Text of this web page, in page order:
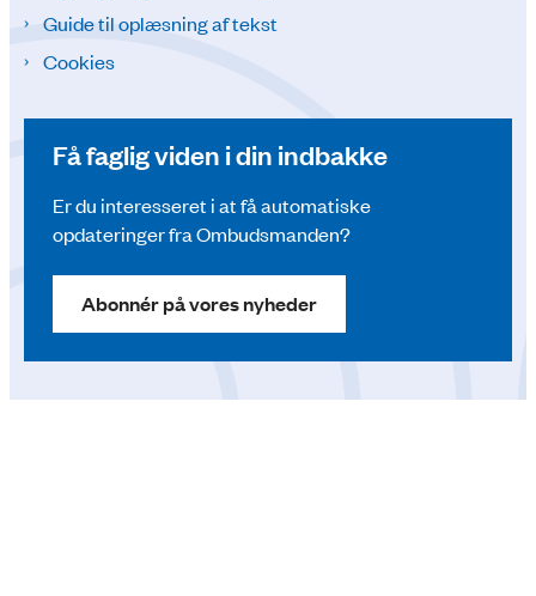
Guide til oplæsning af tekst
Cookies
Få faglig viden i din indbakke
Er du interesseret i at få automatiske
opdateringer fra Ombudsmanden?
Abonnér på vores nyheder